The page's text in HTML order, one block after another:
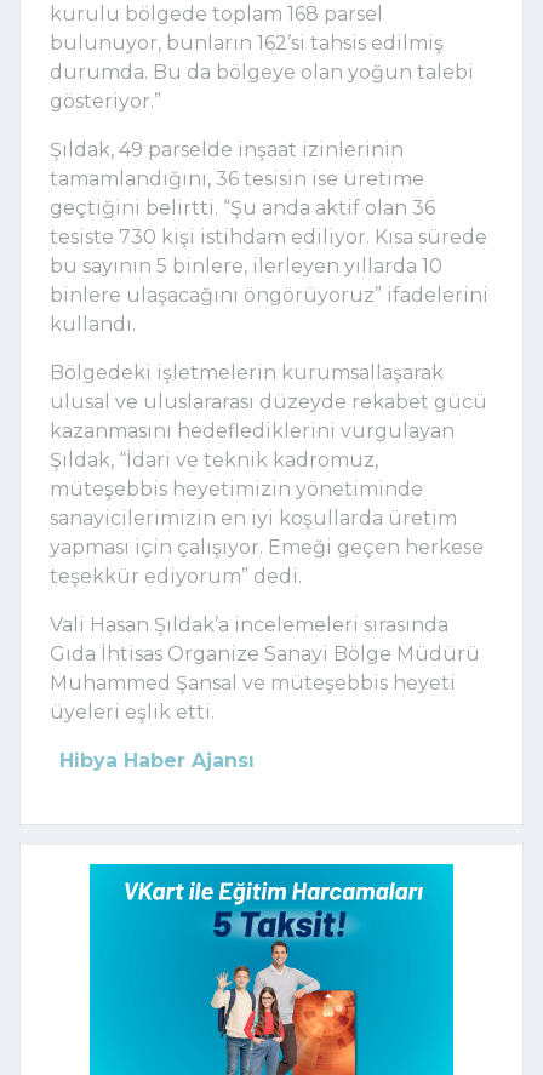
kurulu bölgede toplam 168 parsel
bulunuyor, bunların 162’si tahsis edilmiş
durumda. Bu da bölgeye olan yoğun talebi
gösteriyor.”
Şıldak, 49 parselde inşaat izinlerinin
tamamlandığını, 36 tesisin ise üretime
geçtiğini belirtti. “Şu anda aktif olan 36
tesiste 730 kişi istihdam ediliyor. Kısa sürede
bu sayının 5 binlere, ilerleyen yıllarda 10
binlere ulaşacağını öngörüyoruz” ifadelerini
kullandı.
Bölgedeki işletmelerin kurumsallaşarak
ulusal ve uluslararası düzeyde rekabet gücü
kazanmasını hedeflediklerini vurgulayan
Şıldak, “İdari ve teknik kadromuz,
müteşebbis heyetimizin yönetiminde
sanayicilerimizin en iyi koşullarda üretim
yapması için çalışıyor. Emeği geçen herkese
teşekkür ediyorum” dedi.
Vali Hasan Şıldak’a incelemeleri sırasında
Gıda İhtisas Organize Sanayi Bölge Müdürü
Muhammed Şansal ve müteşebbis heyeti
üyeleri eşlik etti.
Hibya Haber Ajansı